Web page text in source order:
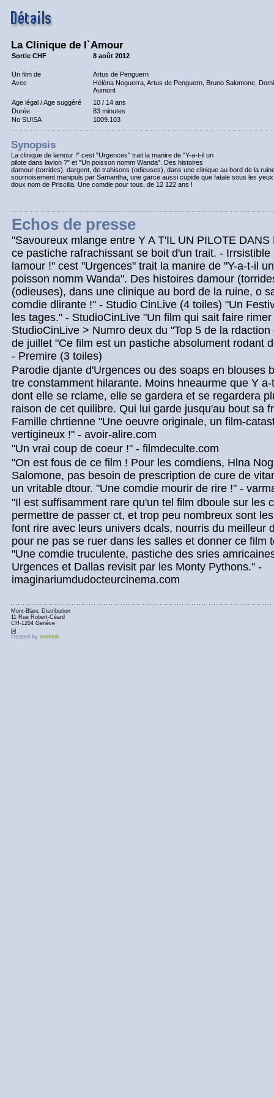
La Clinique de l`Amour
Sortie CHF 8 août 2012
Un film de
Artus de Penguern
Avec
Héléna Noguerra, Artus de Penguern, Bruno Salomone,
Aumont
Age légal / Age suggéré
10 / 14 ans
Durée
83 minutes
No SUISA
1009.103
Synopsis
La clinique de lamour !" cest "Urgences" trait la manire de "Y-a-t-il un
pilote dans lavion ?" et "Un poisson nomm Wanda". Des histoires
damour (torrides), dargent, de trahisons (odieuses), dans une clinique au bord de la
sournoisement manipuls par Samantha, une garce aussi cupide que fatale sous les
doux nom de Priscilla. Une comdie pour tous, de 12 122 ans !
Echos de presse
"Savoureux mlange entre Y A T'IL UN PILOTE
ce pastiche rafrachissant se boit d'un trait. -
lamour !" cest "Urgences" trait la manire de "Y-a-t-il
poisson nomm Wanda". Des histoires damour
(odieuses), dans une clinique au bord de la ruine, o
comdie dlirante !" - Studio CinLive (4 toiles) "Un
les tages." - StudioCinLive "Un film qui sait faire
StudioCinLive > Numro deux du "Top 5 de la
de juillet "Ce film est un pastiche absolument rodant
- Premire (3 toiles)
Parodie djante d'Urgences ou des soaps en blouses
tre constamment hilarante. Moins hneaurme que Y
dont elle se rclame, elle se gardera et se regardera
raison de cet quilibre. Qui lui garde jusqu'au bout sa
Famille chrtienne "Une oeuvre originale, un film-
vertigineux !" - avoir-alire.com
"Un vrai coup de coeur !" - filmdeculte.com
"On est fous de ce film ! Pour les comdiens, Hlna
Salomone, pas besoin de prescription de cure de
un vritable dtour. "Une comdie mourir de rire !" -
"Il est suffisamment rare qu'un tel film dboule sur les
permettre de passer ct, et trop peu nombreux sont
font rire avec leurs univers dcals, nourris du meilleur
pour ne pas se ruer dans les salles et donner ce film
"Une comdie truculente, pastiche des sries
Urgences et Dallas revisit par les Monty Pythons." -
imaginariumdudocteurcinema.com
Mont-Blanc Distribution
11 Rue Robert-Céard
CH-1204 Genève
created by onelook